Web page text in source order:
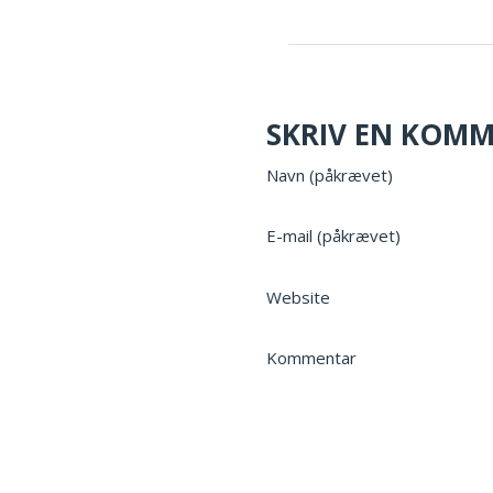
SKRIV EN
Navn (påkrævet)
E-mail (påkrævet)
Website
Kommentar